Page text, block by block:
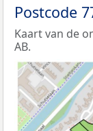
Postcode
Kaart van de
AB.